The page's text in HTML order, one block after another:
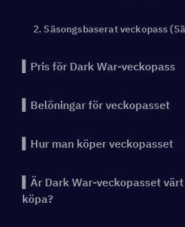
2. Säsongsbaserat veckopass
▍Pris för Dark War-veckopass
▍Belöningar för veckopasset
▍Hur man köper veckopasset
▍Är Dark War-veckopasset
köpa?